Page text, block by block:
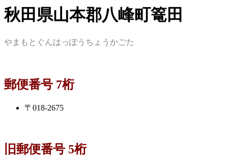
秋田県山本郡八峰町篭田
やまもとぐんはっぽうちょうかごた
郵便番号 7桁
〒018-2675
旧郵便番号 5桁